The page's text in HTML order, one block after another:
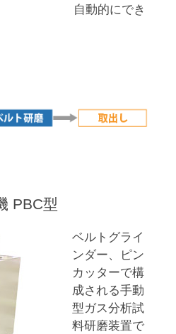
自動的にでき
PBC型
ベルトグライ
ンダー、ピン
カッターで構
成される手動
型ガス分析試
料研磨装置で